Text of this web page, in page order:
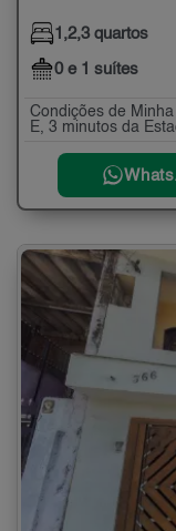
1,2,3 quartos
0 e 1 suítes
Condições de
E, 3 minutos da